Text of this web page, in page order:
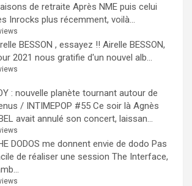
de retraite Après NME puis celui
Inrocks plus récemment, voilà...
BESSON , essayez !! Airelle BESSON,
2021 nous gratifie d'un nouvel alb...
: nouvelle planète tournant autour de
/ INTIMEPOP #55 Ce soir là Agnès
avait annulé son concert, laissan...
DODOS me donnent envie de dodo Pas
de réaliser une session The Interface,